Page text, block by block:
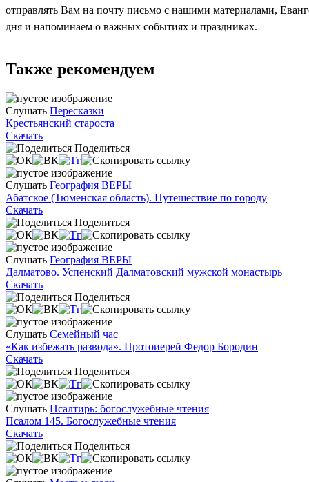
отправлять Вам на почту письмо с нашими материалами,
дня и напоминаем о важных событиях и праздниках.
Также рекомендуем
Слушать Пересказки
Крестьянский староста
Скачать
Поделиться
Слушать География ВЕРЫ
Абатское (Тюменская область). Путешествие по городу
Скачать
Поделиться
Слушать География ВЕРЫ
Далматово. Успенский Далматовский мужской монастырь
Скачать
Поделиться
Слушать Семейный час
«Как избежать развода». Протоиерей Федор Бородин
Скачать
Поделиться
Слушать Псалтирь: богослужебные чтения
Псалом 145. Богослужебные чтения
Скачать
Поделиться